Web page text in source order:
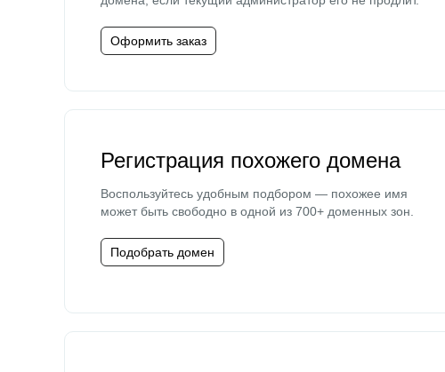
Оформить заказ
Регистрация похожего домена
Воспользуйтесь удобным подбором — похожее имя
может быть свободно в одной из 700+ доменных зон.
Подобрать домен